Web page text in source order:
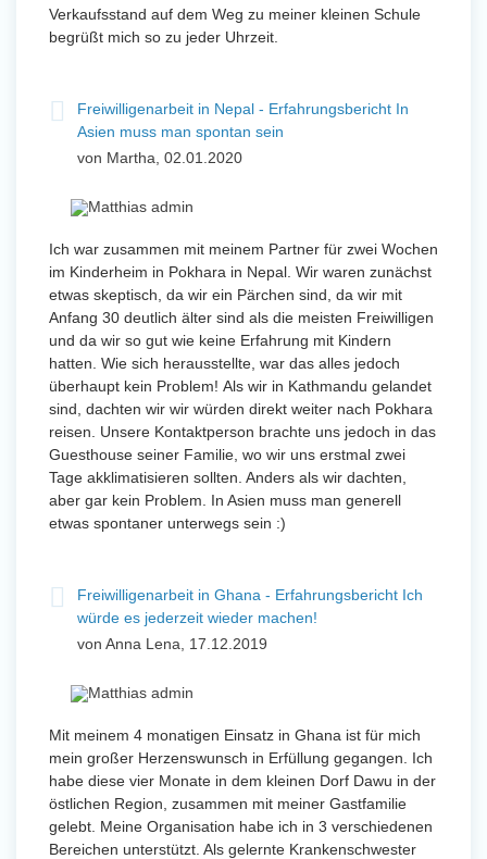
Verkaufsstand auf dem Weg zu meiner kleinen Schule
begrüßt mich so zu jeder Uhrzeit.
Freiwilligenarbeit in Nepal - Erfahrungsbericht In
Asien muss man spontan sein
von Martha, 02.01.2020
Ich war zusammen mit meinem Partner für zwei Wochen
im Kinderheim in Pokhara in Nepal. Wir waren zunächst
etwas skeptisch, da wir ein Pärchen sind, da wir mit
Anfang 30 deutlich älter sind als die meisten Freiwilligen
und da wir so gut wie keine Erfahrung mit Kindern
hatten. Wie sich herausstellte, war das alles jedoch
überhaupt kein Problem! Als wir in Kathmandu gelandet
sind, dachten wir wir würden direkt weiter nach Pokhara
reisen. Unsere Kontaktperson brachte uns jedoch in das
Guesthouse seiner Familie, wo wir uns erstmal zwei
Tage akklimatisieren sollten. Anders als wir dachten,
aber gar kein Problem. In Asien muss man generell
etwas spontaner unterwegs sein :)
Freiwilligenarbeit in Ghana - Erfahrungsbericht Ich
würde es jederzeit wieder machen!
von Anna Lena, 17.12.2019
Mit meinem 4 monatigen Einsatz in Ghana ist für mich
mein großer Herzenswunsch in Erfüllung gegangen. Ich
habe diese vier Monate in dem kleinen Dorf Dawu in der
östlichen Region, zusammen mit meiner Gastfamilie
gelebt. Meine Organisation habe ich in 3 verschiedenen
Bereichen unterstützt. Als gelernte Krankenschwester